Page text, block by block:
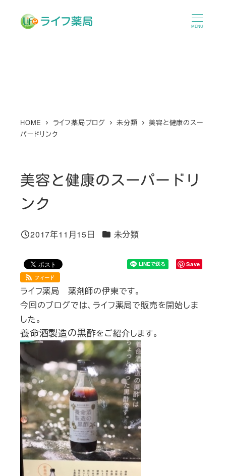
MENU
HOME ライフ薬局ブログ 未分類
美容と健康のスー
パードリンク
美容と健康のスーパードリ
ンク
投稿日
2017年11月15日 カテゴリー
未分類
Save
フィード
ライフ薬局 薬剤師の伊東です。
今回のブログでは、ライフ薬局で販売を開始しま
した。
養命酒製造の黒酢をご紹介します。